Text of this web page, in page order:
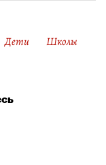
Дети
Школы